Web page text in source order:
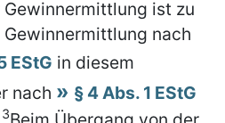
Gewinnermittlung ist zu
nach
EStG in diesem
nach
§ 4 Abs. 1 EStG
3